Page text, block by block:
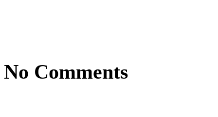
No Comments